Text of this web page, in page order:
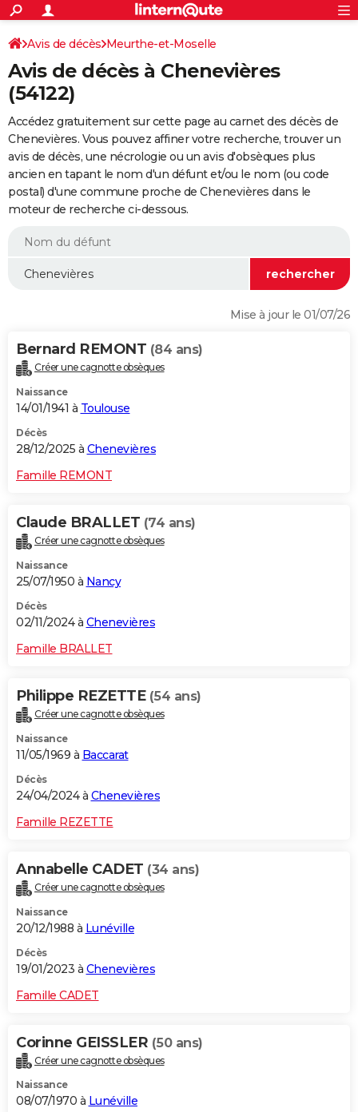
ACTUALITÉS
Politique
Société
Faits Divers
Education
Monde
Villes
+
SPORT
Coupe du monde 2026
Football
Tennis
Cyclisme
Rugby
Forum
FINANCE
Retraite
Impôts
Epargne
Immobilier
Risques naturels par ville
Banque
Assurance
Crédit
Essais
Réserver un essai
Citadines
Berlines
SUV
Forum auto
+
HIGH-TECH
Mobiles
Meilleur smartphone
Internet
Ordinateurs
Jeux vidéo
Guide high-tech
+BRICOLAGE
Forum
Aménagement intérieur
Extérieur
Cuisine
Salle de bains
Jardinage
Rangement
WEEK-END
Guides de France
Escapades
Patrimoine
Expositions
Musées
Week-end nature
LIFESTYLE
Alimentation
Guide de la santé
Maladies
Médicaments
Sommeil
VOYAGE
Destinations
City break
Voyage nature
Voyage de noces
Forum
Climat
+PHOTO
GUIDES D'ACHAT
BONS PLANS
CARTE DE VOEUX
Dictionnaire
Biographies
Citations
Expressions
Proverbes
PROGRAMME TV
COPAINS D'AVANT
S'inscrire
Se connecter
Lycées
Collèges
Primaires
Universités
Entreprises
Service militaire
Avis de recherche
AVIS DE DÉCÈS
S'inscrire
Connexion
Avis de décès Meurthe-et-Moselle
Avis de décès à Chenevières
(54122)
Accédez gratuitement sur cette page au carnet des décès de
Chenevières. Vous pouvez affiner votre recherche, trouver un
avis de décès, une nécrologie ou un avis d'obsèques plus
ancien en tapant le nom d'un défunt et/ou le nom (ou code
postal) d'une commune proche de Chenevières dans le
moteur de recherche ci-dessous.
Mise à jour le 01/07/26
Bernard REMONT (84 ans)
Créer une cagnotte obsèques
Naissance
14/01/1941 à Toulouse
Décès
28/12/2025 à Chenevières
Famille REMONT
Claude BRALLET (74 ans)
Créer une cagnotte obsèques
Naissance
25/07/1950 à Nancy
Décès
02/11/2024 à Chenevières
Famille BRALLET
Philippe REZETTE (54 ans)
Créer une cagnotte obsèques
Naissance
11/05/1969 à Baccarat
Décès
24/04/2024 à Chenevières
Famille REZETTE
Annabelle CADET (34 ans)
Créer une cagnotte obsèques
Naissance
20/12/1988 à Lunéville
Décès
19/01/2023 à Chenevières
Famille CADET
Corinne GEISSLER (50 ans)
Créer une cagnotte obsèques
Naissance
08/07/1970 à Lunéville